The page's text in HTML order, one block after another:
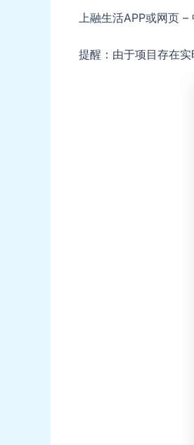
上融生活APP或网页 –
提醒：由于项目存在